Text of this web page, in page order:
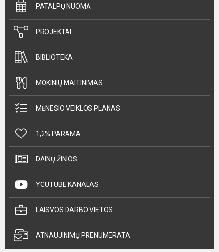
PATALPŲ NUOMA
PROJEKTAI
BIBLIOTEKA
MOKINIŲ MAITINIMAS
MĖNESIO VEIKLOS PLANAS
1,2% PARAMA
DAINŲ ŽINIOS
YOUTUBE KANALAS
LAISVOS DARBO VIETOS
ATNAUJINIMŲ PRENUMERATA